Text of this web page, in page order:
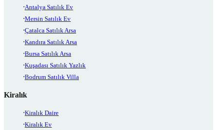
Antalya Satılık Ev
Mersin Satılık Ev
Çatalca Satılık Arsa
Kandıra Satılık Arsa
Bursa Satılık Arsa
Kuşadası Satılık Yazlık
Bodrum Satılık Villa
Kiralık
Kiralık Daire
Kiralık Ev